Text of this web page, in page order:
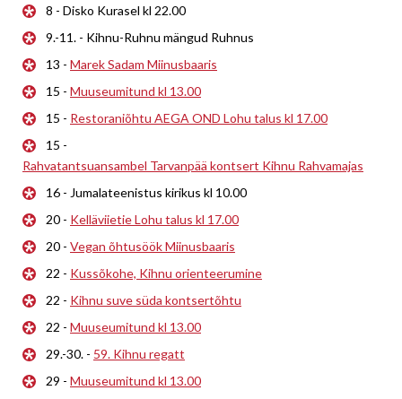
8 - Disko Kurasel kl 22.00
9.-11. - Kihnu-Ruhnu mängud Ruhnus
13 - Marek Sadam Miinusbaaris
15 - Muuseumitund kl 13.00
15 - Restoraniõhtu AEGA OND Lohu talus kl 17.00
15 -
Rahvatantsuansambel Tarvanpää kontsert Kihnu Rahvamajas
16 - Jumalateenistus kirikus kl 10.00
20 - Kelläviietie Lohu talus kl 17.00
20 - Vegan õhtusöök Miinusbaaris
22 - Kussõkohe, Kihnu orienteerumine
22 - Kihnu suve süda kontsertõhtu
22 - Muuseumitund kl 13.00
29.-30. - 59. Kihnu regatt
29 - Muuseumitund kl 13.00